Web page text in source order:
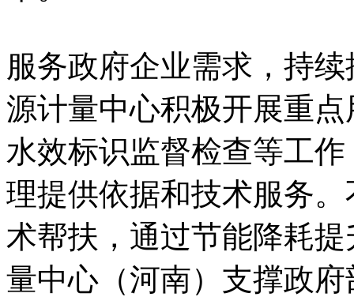
服务政府企业需求，持
源计量中心积极开展重
水效标识监督检查等工
理提供依据和技术服务
术帮扶，通过节能降耗
量中心（河南）支撑政